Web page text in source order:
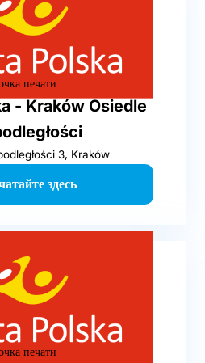
печати
- Kraków Osiedle
3, Kraków
здесь
печати